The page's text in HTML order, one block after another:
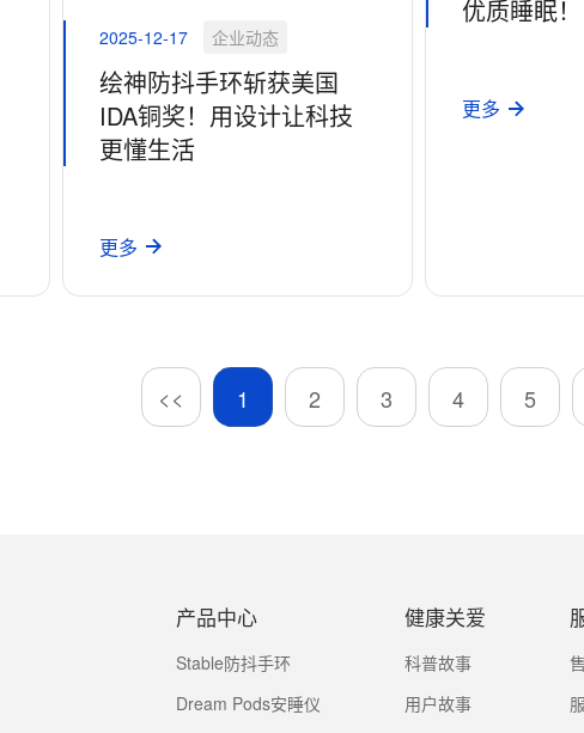
2025-12-17 企业动态
绘神防抖手环斩获美国
IDA铜奖！用设计让科技
更懂生活
更多
优质睡眠！
更多
<< 1 2 3 4 5
产品中心
Stable防抖手环
Dream Pods安睡仪
健康关爱
科普故事
用户故事